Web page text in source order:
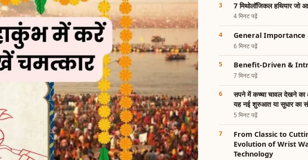
7 मिथोलॉजिकल हथियार
4 मिनट पढ़ें
General Importance
6 मिनट पढ़ें
Benefit-Driven &
7 मिनट पढ़ें
सपने में कच्चा चावल देखने का
यह नई शुरुआत या सुधार का
5 मिनट पढ़ें
From Classic to
Evolution of Wrist
Technology